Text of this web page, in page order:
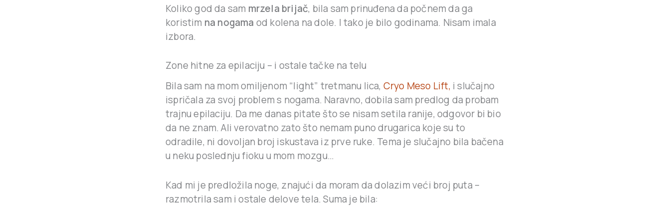
Koliko god da sam mrzela brijač, bila sam prinuđena da počnem da ga
koristim na nogama od kolena na dole. I tako je bilo godinama. Nisam imala
izbora.
Zone hitne za epilaciju – i ostale tačke na telu
Bila sam na mom omiljenom “light” tretmanu lica, Cryo Meso Lift, i slučajno
ispričala za svoj problem s nogama. Naravno, dobila sam predlog da probam
trajnu epilaciju. Da me danas pitate što se nisam setila ranije, odgovor bi bio
da ne znam. Ali verovatno zato što nemam puno drugarica koje su to
odradile, ni dovoljan broj iskustava iz prve ruke. Tema je slučajno bila bačena
u neku poslednju fioku u mom mozgu…
Kad mi je predložila noge, znajući da moram da dolazim veći broj puta –
razmotrila sam i ostale delove tela. Suma je bila: